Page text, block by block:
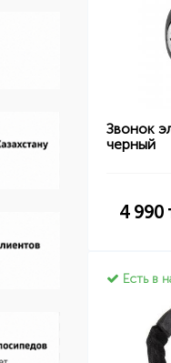
Звонок
черный
4 990
Есть в